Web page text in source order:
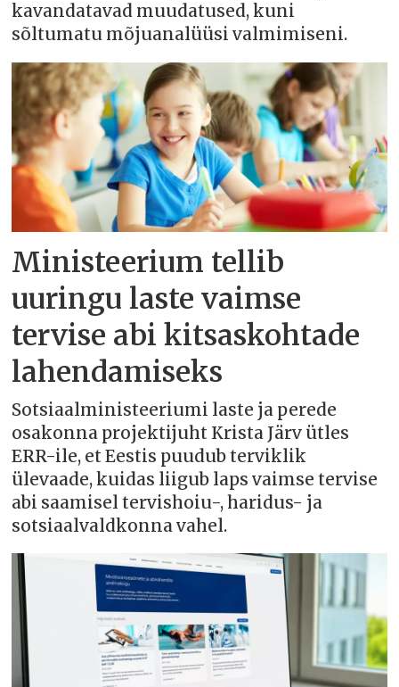
kavandatavad muudatused, kuni
sõltumatu mõjuanalüüsi valmimiseni.
Ministeerium tellib
uuringu laste vaimse
tervise abi kitsaskohtade
lahendamiseks
Sotsiaalministeeriumi laste ja perede
osakonna projektijuht Krista Järv ütles
ERR-ile, et Eestis puudub terviklik
ülevaade, kuidas liigub laps vaimse tervise
abi saamisel tervishoiu-, haridus- ja
sotsiaalvaldkonna vahel.